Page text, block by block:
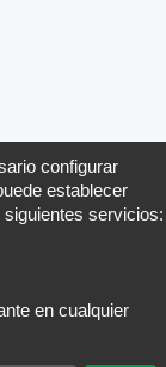
configurar
establecer
servicios:
en cualquier